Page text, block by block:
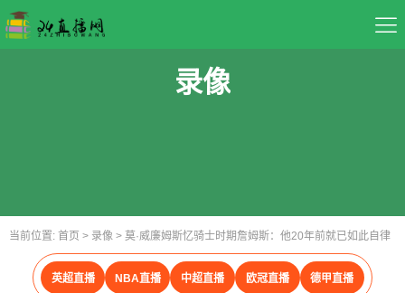
首页
重要赛事
资讯
录像
当前位置: 首页 > 录像 > 莫·威廉姆斯忆骑士时期詹姆斯：他20年前就已如此自律
英超直播 NBA直播 中超直播 欧冠直播 德甲直播